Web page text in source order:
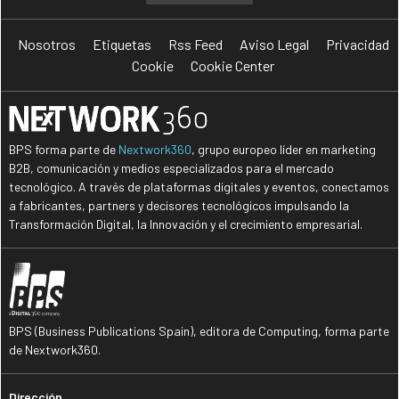
Nosotros Etiquetas Rss Feed Aviso Legal
Privacidad
Cookie
Cookie Center
BPS forma parte de Nextwork360, grupo europeo líder en marketing
B2B, comunicación y medios especializados para el mercado
tecnológico. A través de plataformas digitales y eventos, conectamos
a fabricantes, partners y decisores tecnológicos impulsando la
Transformación Digital, la Innovación y el crecimiento empresarial.
BPS (Business Publications Spain), editora de Computing, forma parte
de Nextwork360.